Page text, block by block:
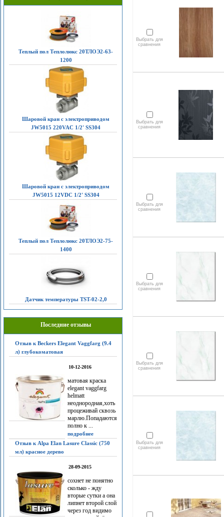
Теплый пол Теплолюкс 20ТЛОЭ2-63-
1200
Шаровой кран с электроприводом
JW5015 220VAC 1/2' SS304
Шаровой кран с электроприводом
JW5015 12VDC 1/2' SS304
Теплый пол Теплолюкс 20ТЛОЭ2-75-
1400
Датчик температуры TST-02-2,0
Последние отзывы
Отзыв к Beckers Elegant Vaggfarg (9.4
л) глубокоматовая
10-12-2016
матовая краска
elegant vaggfarg
helmatt
неоднородная,хоть
процеживай сквозь
марлю.Попадаются
полно к ...
подробнее
Отзыв к Alpa Elan Lasure Classic (750
мл) красное дерево
28-09-2015
сохнет не понятно
сколько - жду
вторые сутки а она
липнет второй слой
через год видимо
Выбрать для
сравнения
Выбрать для
сравнения
Выбрать для
сравнения
Выбрать для
сравнения
Выбрать для
сравнения
Выбрать для
сравнения